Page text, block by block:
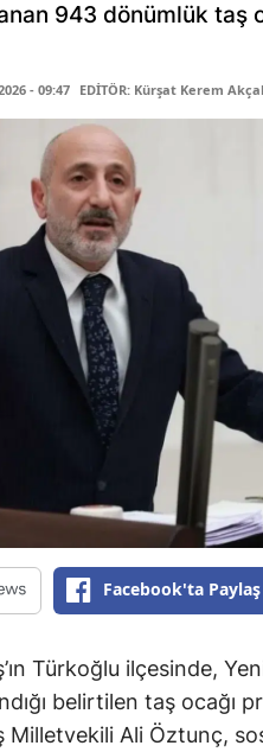
943 dönümlük taş
- 09:47 EDİTÖR: Kürşat Kerem
Facebook'ta Paylaş
Türkoğlu ilçesinde,
belirtilen taş ocağı
Ali Öztunç,